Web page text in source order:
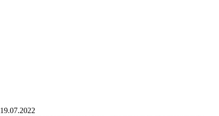
19.07.2022